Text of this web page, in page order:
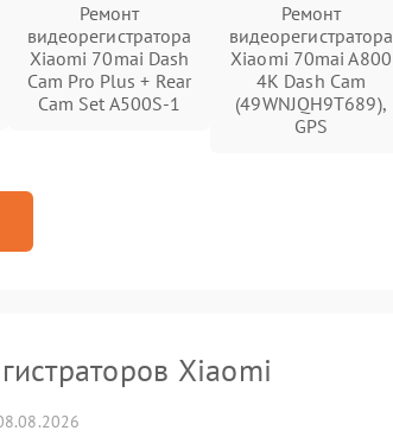
Ремонт
видеорегистратора
Xiaomi 70mai Dash
Cam Pro Plus + Rear
Cam Set A500S-1
Ремонт
видеорегистратора
Xiaomi 70mai A800
4K Dash Cam
(49WNJQH9T689),
GPS
Xiaomi